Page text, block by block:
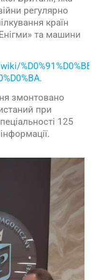
регулярно
країн
та машини
.
змонтовано
при
125